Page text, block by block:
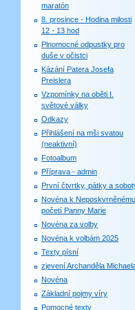
maratón
8. prosince - Hodina milosti
12 - 13 hod
Plnomocné odpustky pro
duše v očistci
Kázání Patera Josefa
Preislera
Vzpomínky na oběti I.
světové války
Odkazy
Přihlášení na mši svatou
(neaktivní)
Fotoalbum
Příprava - admin
První čtvrtky, pátky a
Novéna k Neposkvrněnému
početí Panny Marie
Novéna za volby
Novéna k volbám 2025
Texty písní
zjevení Archanděla
Novéna
Základní pojmy víry
Pomocné texty